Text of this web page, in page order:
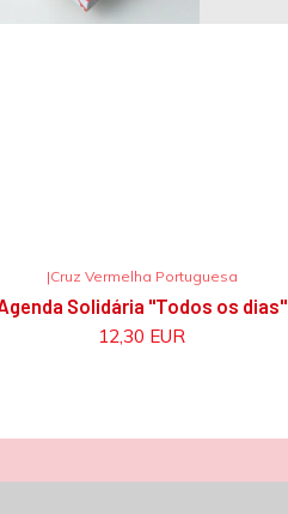
|Cruz Vermelha Portuguesa
Solidária "Todos os dias"
12,30 EUR